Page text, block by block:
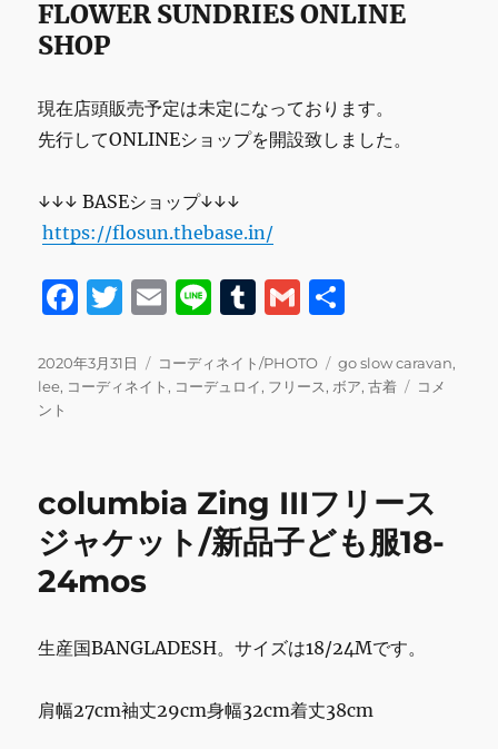
FLOWER SUNDRIES ONLINE
SHOP
現在店頭販売予定は未定になっております。
先行してONLINEショップを開設致しました。
↓↓↓ BASEショップ↓↓↓
https://flosun.thebase.in/
F
c
e
o
k
T
it
te
E
ai
l
Li
e
T
m
bl
G
ai
l
投
稿
日:
2020年3月31日
カ
テ
コーディネイト/PHOTO
タ
グ
go slow caravan,
lee, コーディネイト , コーデュロイ, フリース, ボア,古着
USED
ネ
ト
コメ
ント
columbia Zing IIIフリース
ジャケット/新品子ども服18-
24mos
生産国BANGLADESH。サイズは18/24Mです。
肩幅27cm袖丈29cm身幅32cm着丈38cm